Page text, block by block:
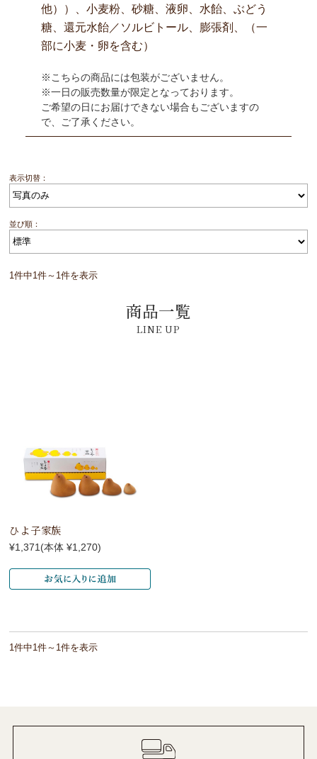
他））、小麦粉、砂糖、液卵、水飴、ぶどう
糖、還元水飴／ソルビトール、膨張剤、（一
部に小麦・卵を含む）
※こちらの商品には包装がございません。
※一日の販売数量が限定となっております。
ご希望の日にお届けできない場合もございますの
で、ご了承ください。
表示切替：
並び順：
1件中1件～1件を表示
商品一覧
ひよ子家族
¥1,371 (本体 ¥1,270)
1件中1件～1件を表示